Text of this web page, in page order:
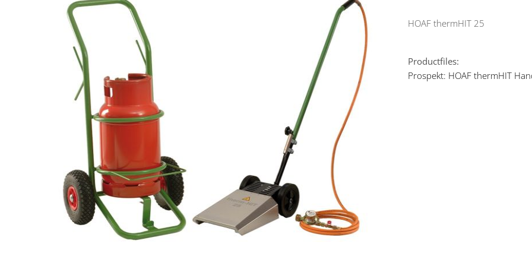
HOAF thermHIT 25
Productfiles:
Prospekt: HOAF thermHIT